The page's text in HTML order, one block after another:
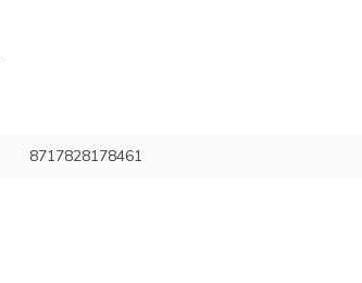
8717828178461